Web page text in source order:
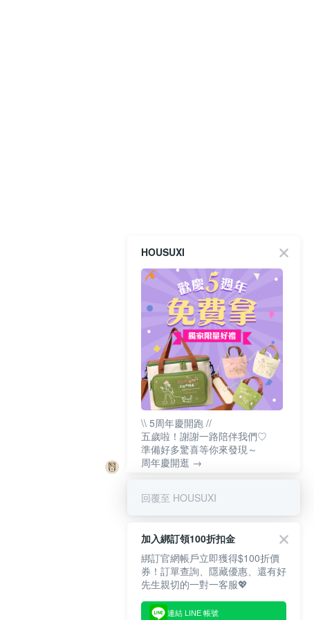
HOUSUXI
\\ 5周年慶開跑 //
五歲啦！謝謝一路陪伴我們♡
準備好多驚喜等你來發現～
周年慶開逛 →
回覆至 HOUSUXI
加入綁訂領100折扣金
綁訂官網帳戶立即獲得$100折價
券！訂單查詢、隱藏優惠、還有好
先生親切的一對一客服💖
連結 LINE 帳號